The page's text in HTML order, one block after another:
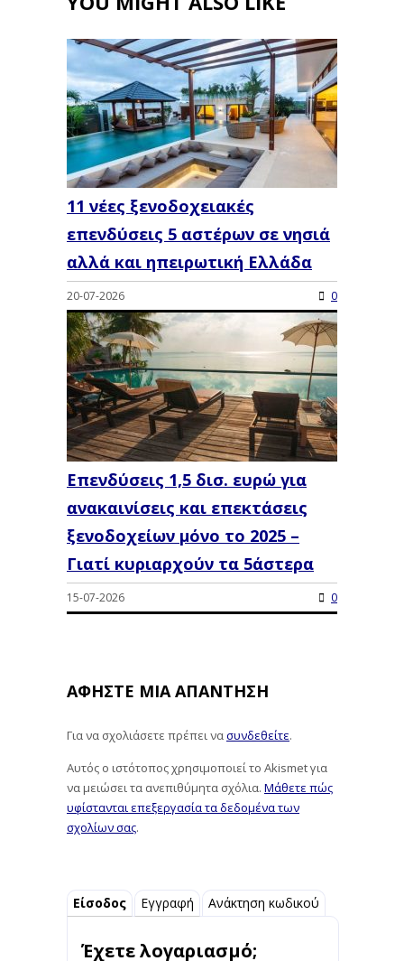
11 νέες ξενοδοχειακές
επενδύσεις 5 αστέρων σε νησιά
αλλά και ηπειρωτική Ελλάδα
20-07-2026 0
Επενδύσεις 1,5 δισ. ευρώ για
ανακαινίσεις και επεκτάσεις
ξενοδοχείων μόνο το 2025 –
Γιατί κυριαρχούν τα 5άστερα
15-07-2026 0
ΑΦΉΣΤΕ ΜΙΑ ΑΠΆΝΤΗΣΗ
Για να σχολιάσετε πρέπει νασυνδεθείτε.
Αυτός ο ιστότοπος χρησιμοποιεί το Akismet για
να μειώσει τα ανεπιθύμητα σχόλια. Μάθετε πώς
υφίστανται επεξεργασία τα δεδομένα των
σχολίων σας.
Είσοδος Εγγραφή Ανάκτηση κωδικού
Έχετε λογαριασμό;